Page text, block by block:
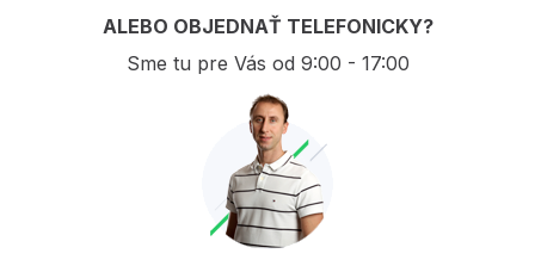
ALEBO OBJEDNAŤ TELEFONICKY?
Sme tu pre Vás od 9:00 - 17:00